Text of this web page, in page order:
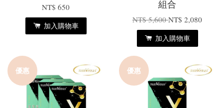
NT$ 650
加入購物車
組合
NT$ 5,600NT$ 2,080
加入購物車
優惠 優惠